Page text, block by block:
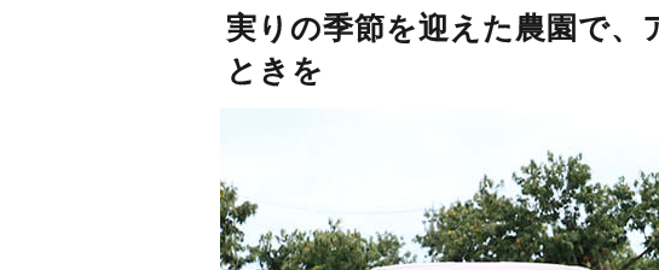
実りの季節を迎えた農園で、
ときを